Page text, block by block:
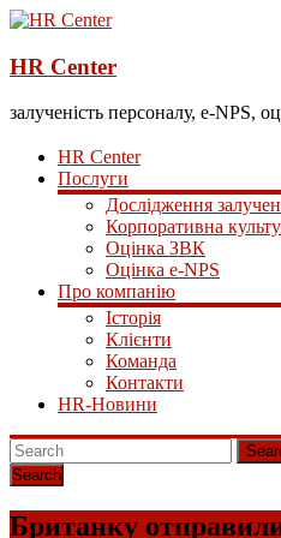
HR Center
залученість персоналу, e-NPS,
HR Center
Послуги
Дослідження
Корпоративна
Оцінка ЗВК
Оцінка e-NPS
Про компанію
Історія
Клієнти
Команда
Контакти
HR-Новини
Британку